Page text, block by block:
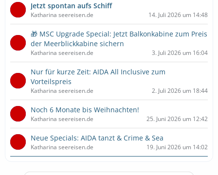
Jetzt spontan aufs Schiff
Katharina seereisen.de 14. Juli 2026 um 14:48
🎁 MSC Upgrade Special: Jetzt Balkonkabine zum Preis
der Meerblickkabine sichern
Katharina seereisen.de 3. Juli 2026 um 16:04
Nur für kurze Zeit: AIDA All Inclusive zum
Vorteilspreis
Katharina seereisen.de 2. Juli 2026 um 18:44
Noch 6 Monate bis Weihnachten!
Katharina seereisen.de 25. Juni 2026 um 12:42
Neue Specials: AIDA tanzt & Crime & Sea
Katharina seereisen.de 19. Juni 2026 um 14:02